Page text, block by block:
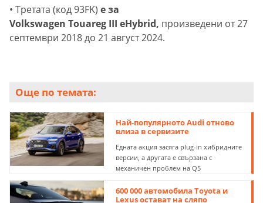
• Третата (код 93FK) е за
Volkswagen Touareg III eHybrid, произведени от 27
септември 2018 до 21 август 2024.
Още по темата:
Най-популярното Audi отново
влиза в сервизите
Едната акция засяга plug-in хибридните
версии, а другата е свързана с
механичен проблем на Q5
600 000 автомобила Toyota и
Lexus остават на сляпо